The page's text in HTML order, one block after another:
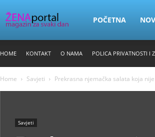
Zena
POČETNA
HOME KONTAKT O NAMA POLICA PRIVATNOSTI I
Home Savjeti Prekrasna njemačka salata koja
Savjeti